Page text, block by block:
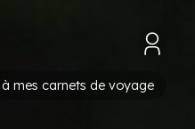
mes carnets de voyage